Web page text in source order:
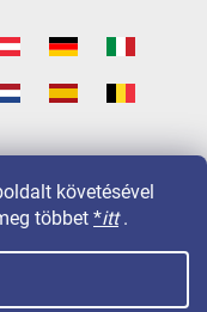
követésével
többet *itt.
jog fenntartva.